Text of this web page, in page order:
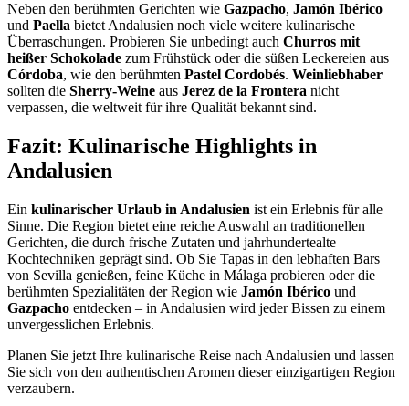
Neben den berühmten Gerichten wie Gazpacho, Jamón Ibérico
und Paella bietet Andalusien noch viele weitere kulinarische
Überraschungen. Probieren Sie unbedingt auch Churros mit
heißer Schokolade zum Frühstück oder die süßen Leckereien aus
Córdoba, wie den berühmten Pastel Cordobés. Weinliebhaber
sollten die Sherry-Weine aus Jerez de la Frontera nicht
verpassen, die weltweit für ihre Qualität bekannt sind.
Fazit: Kulinarische Highlights in
Andalusien
Ein kulinarischer Urlaub in Andalusien ist ein Erlebnis für alle
Sinne. Die Region bietet eine reiche Auswahl an traditionellen
Gerichten, die durch frische Zutaten und jahrhundertealte
Kochtechniken geprägt sind. Ob Sie Tapas in den lebhaften Bars
von Sevilla genießen, feine Küche in Málaga probieren oder die
berühmten Spezialitäten der Region wie Jamón Ibérico und
Gazpacho entdecken – in Andalusien wird jeder Bissen zu einem
unvergesslichen Erlebnis.
Planen Sie jetzt Ihre kulinarische Reise nach Andalusien und lassen
Sie sich von den authentischen Aromen dieser einzigartigen Region
verzaubern.